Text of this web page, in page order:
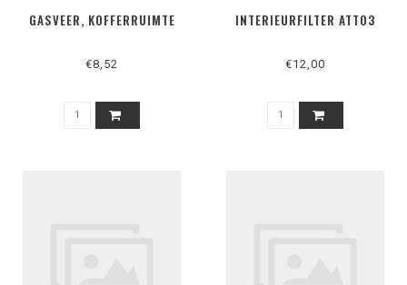
GASVEER, KOFFERRUIMTE
€8,52
INTERIEURFILTER ATTO3
€12,00